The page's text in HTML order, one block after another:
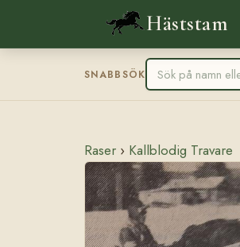
Häststam
SNABBSÖK
Raser › Kallblodig Travare